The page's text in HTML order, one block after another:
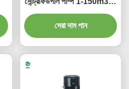
নিম্নচাপ
সেরা দাম পান